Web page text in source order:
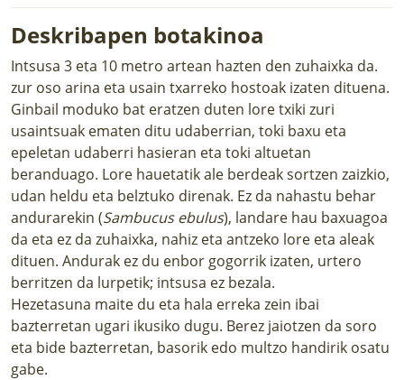
Deskribapen botakinoa
Intsusa 3 eta 10 metro artean hazten den zuhaixka da.
zur oso arina eta usain txarreko hostoak izaten dituena.
Ginbail moduko bat eratzen duten lore txiki zuri
usaintsuak ematen ditu udaberrian, toki baxu eta
epeletan udaberri hasieran eta toki altuetan
beranduago. Lore hauetatik ale berdeak sortzen zaizkio,
udan heldu eta belztuko direnak. Ez da nahastu behar
andurarekin (Sambucus ebulus), landare hau baxuagoa
da eta ez da zuhaixka, nahiz eta antzeko lore eta aleak
dituen. Andurak ez du enbor gogorrik izaten, urtero
berritzen da lurpetik; intsusa ez bezala.
Hezetasuna maite du eta hala erreka zein ibai
bazterretan ugari ikusiko dugu. Berez jaiotzen da soro
eta bide bazterretan, basorik edo multzo handirik osatu
gabe.